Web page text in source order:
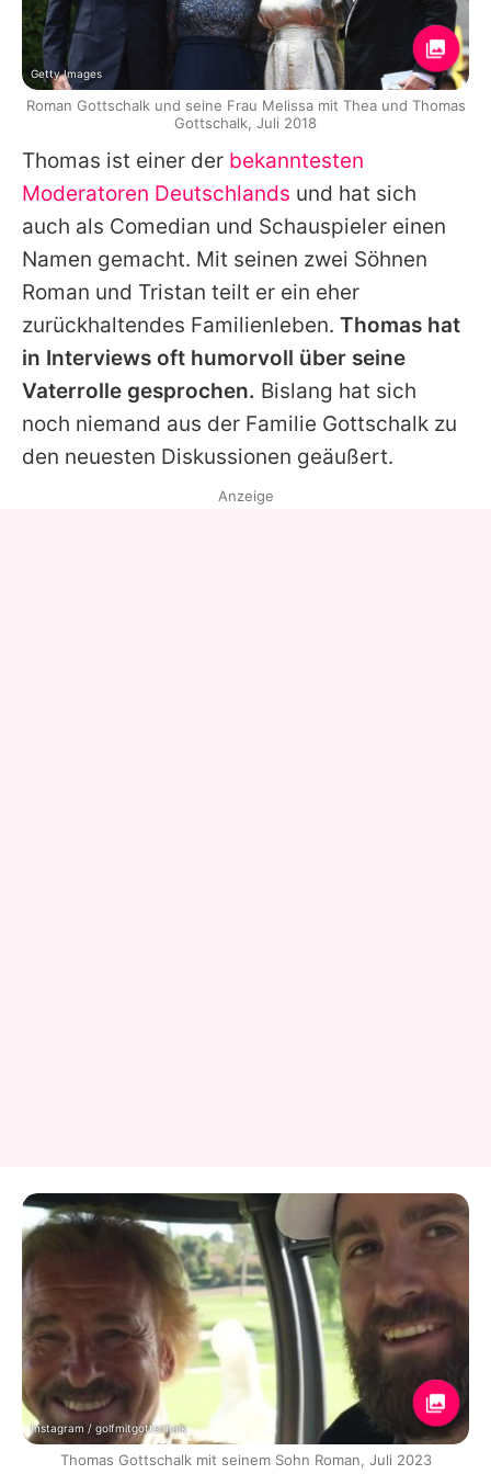
Thomas ist einer der bekanntesten
Moderatoren Deutschlands und hat sich
auch als Comedian und Schauspieler einen
Namen gemacht. Mit seinen zwei Söhnen
Roman und Tristan teilt er ein eher
zurückhaltendes Familienleben. Thomas hat
in Interviews oft humorvoll über seine
Vaterrolle gesprochen. Bislang hat sich
noch niemand aus der Familie Gottschalk zu
den neuesten Diskussionen geäußert.
Getty Images
Roman Gottschalk und seine Frau Melissa mit Thea und Thomas
Gottschalk, Juli 2018
Anzeige
Instagram / golfmitgottschalk
Thomas Gottschalk mit seinem Sohn Roman, Juli 2023